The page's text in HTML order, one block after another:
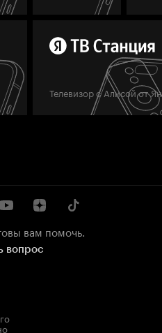
Телевизор с Алисой от
вам помочь.
вопрос